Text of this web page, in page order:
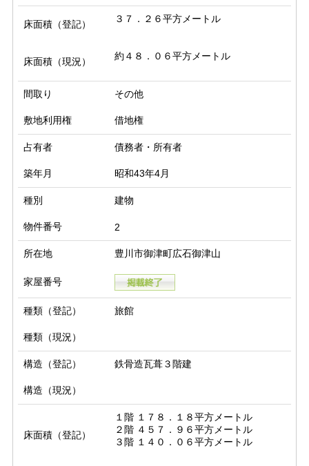
床面積（登記） ３７．２６平方メートル
床面積（現況） 約４８．０６平方メートル
間取り その他
敷地利用権 借地権
占有者 債務者・所有者
築年月 昭和43年4月
種別 建物
物件番号 2
所在地 豊川市御津町広石御津山
家屋番号
種類（登記） 旅館
種類（現況）
構造（登記） 鉄骨造瓦葺３階建
構造（現況）
床面積（登記）
１階 １７８．１８平方メートル
２階 ４５７．９６平方メートル
３階 １４０．０６平方メートル